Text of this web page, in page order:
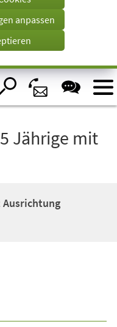
anpassen
Jährige mit
Ausrichtung